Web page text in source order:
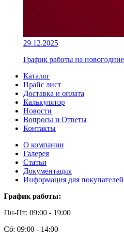
29.12.2025
График работы на
Каталог
Прайс лист
Доставка и оплата
Калькулятор
Новости
Вопросы и Ответы
Контакты
О компании
Галерея
Статьи
Документация
Информация для покупателей
График работы:
Пн-Пт: 09:00 - 19:00
Сб: 09:00 - 14:00